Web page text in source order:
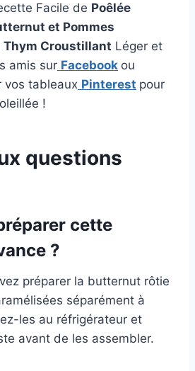
Facile de Poêlée
et Pommes
Thym Croustillant Léger et
amis sur Facebook ou
vos tableaux Pinterest pour
!
questions
cette
?
préparer la butternut rôtie
séparément à
les au réfrigérateur et
avant de les assembler.